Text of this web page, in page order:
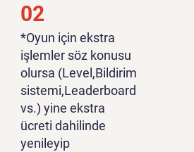
02
*Oyun için ekstra
işlemler söz konusu
olursa (Level,Bildirim
sistemi,Leaderboard
vs.) yine ekstra
ücreti dahilinde
yenileyip